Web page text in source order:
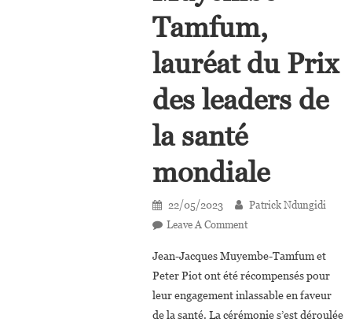
Tamfum,
lauréat du Prix
des leaders de
la santé
mondiale
22/05/2023
Patrick Ndungidi
Leave A CommentOn
Le
Dr.
Jean-
Jacques
Jean-Jacques Muyembe-Tamfum et
Peter Piot ont été récompensés pour
leur engagement inlassable en faveur
de la santé. La cérémonie s’est déroulée